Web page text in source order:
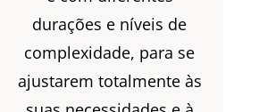
durações e níveis de
complexidade, para se
ajustarem totalmente às